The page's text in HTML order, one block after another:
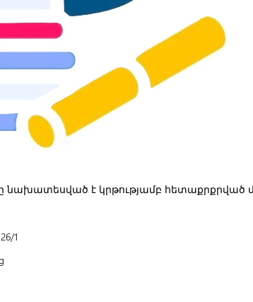
նախատեսված է կրթությամբ հետաքրքրված
1